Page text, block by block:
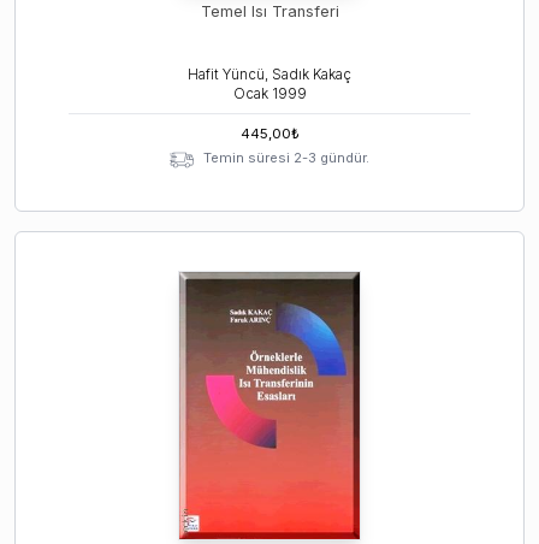
Temel Isı Transferi
Hafit Yüncü, Sadık Kakaç
Ocak 1999
445,00₺
Temin süresi 2-3 gündür.